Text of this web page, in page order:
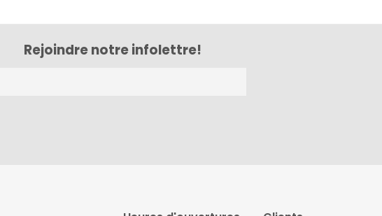
Rejoindre notre infolettre!